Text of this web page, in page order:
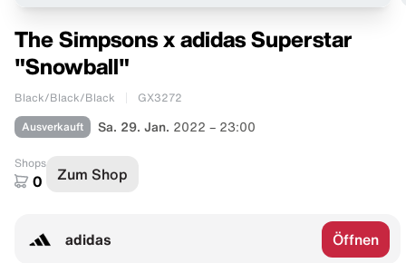
The Simpsons x adidas Superstar
"Snowball"
Black/Black/Black GX3272
Ausverkauft Sa. 29. Jan. 2022 – 23:00
Shops
0 Zum Shop
adidas Öffnen